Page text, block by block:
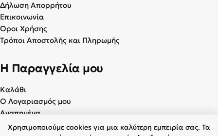
Δήλωση Απορρήτου
Επικοινωνία
Όροι Χρήσης
Τρόποι Αποστολής και Πληρωμής
Η Παραγγελία μου
Καλάθι
Ο Λογαριασμός μου
Αγαπημένα
Χρησιμοποιούμε cookies για μια καλύτερη εμπειρία σας. Τα